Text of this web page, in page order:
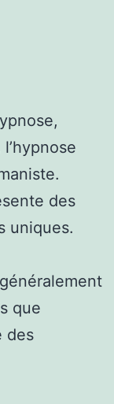
des
uniques.
que
des